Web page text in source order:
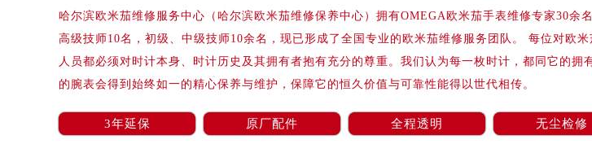
广州市越秀区环市东路371-375号世界贸易中心大厦南塔写字楼15层07室（
深圳市罗湖区深南东路5001号华润大厦写字楼17层1701室（需提前预约）
惠州市惠城区江北文昌一路7号华贸大厦写字楼1座30层05室（需提前预约）
厦门市思明区湖滨东路95号华润大厦写字楼B座11层1104室（需提前预约）
成都市锦江区人民东路6号SAC东原中心写字楼24层2406B室（需提前预约）
哈尔滨欧米茄维修服务中心（哈尔滨欧米茄维修保养中心）拥有OMEGA欧米茄手表维修专家30余
高级技师10名，初级、中级技师10余名，现已形成了全国专业的欧米茄维修服务团队。 每位对欧
人员都必须对时计本身、时计历史及其拥有者抱有充分的尊重。我们认为每一枚时计，都同它的拥
的腕表会得到始终如一的精心保养与维护，保障它的恒久价值与可靠性能得以世代相传。
3年延保 原厂配件 全程透明 无尘检修